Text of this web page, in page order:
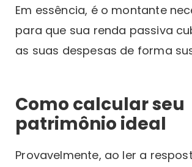
Em essência, é o montante
para que sua renda passiva
as suas despesas de forma
Como calcular seu
patrimônio ideal
Provavelmente, ao ler a